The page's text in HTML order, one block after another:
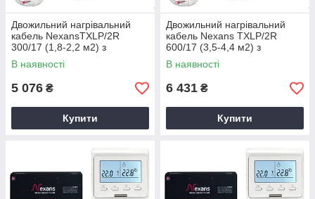
Двожильний нагрівальний
кабель NexansTXLP/2R
300/17 (1,8-2,2 м2) з
терморегулятором Е51
В наявності
5 076 ₴
Купити
Двожильний нагрівальний
кабель Nexans TXLP/2R
600/17 (3,5-4,4 м2) з
терморегулятором Е51
В наявності
6 431 ₴
Купити